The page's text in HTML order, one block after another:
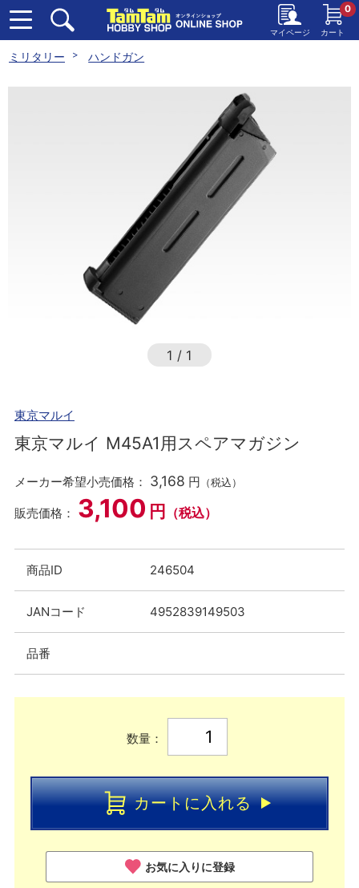
マイページ カート
0
ミリタリー ハンドガン
1 / 1
東京マルイ
東京マルイ M45A1用スペアマガジン
メーカー希望小売価格： 3,168 円 （税込）
販売価格： 3,100 円 （税込）
商品ID 246504
JANコード 4952839149503
品番
数量：
カートに入れる
お気に入りに登録